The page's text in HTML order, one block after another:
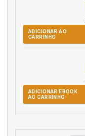
ADICIONAR AO
CARRINHO
ADICIONAR EBOOK
AO CARRINHO